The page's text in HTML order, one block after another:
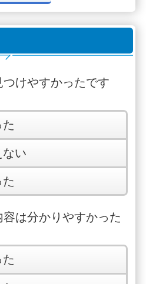
けやすかったです
ない
は分かりやすかった